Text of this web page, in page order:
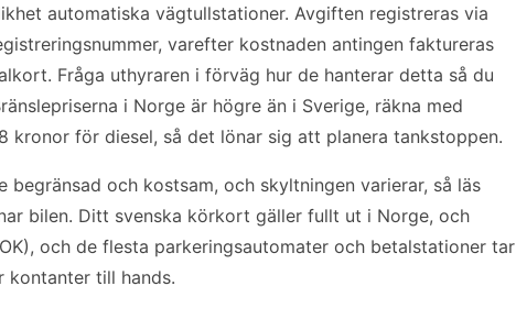
automatiska vägtullstationer. Avgiften registreras via
varefter kostnaden antingen faktureras
Fråga uthyraren i förväg hur de hanterar detta så du
i Norge är högre än i Sverige, räkna med
kronor för diesel, så det lönar sig att planera tankstoppen.
begränsad och kostsam, och skyltningen varierar, så läs
bilen. Ditt svenska körkort gäller fullt ut i Norge, och
och de flesta parkeringsautomater och betalstationer tar
kontanter till hands.